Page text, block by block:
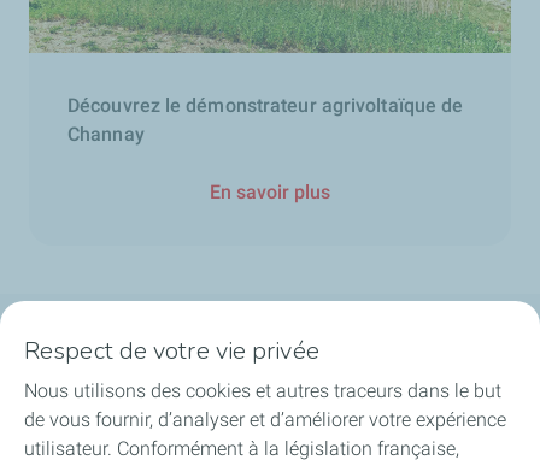
Découvrez le démonstrateur agrivoltaïque de
Channay
En savoir plus
La société
Nos métiers
Respect de votre vie privée
Nous utilisons des cookies et autres traceurs dans le but
de vous fournir, d’analyser et d’améliorer votre expérience
utilisateur. Conformément à la législation française,